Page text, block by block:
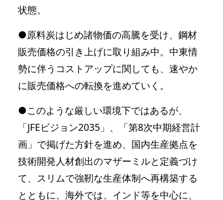
状態。
●原料炭はじめ諸物価の高騰を受け、鋼材
販売価格の引き上げに取り組み中。中東情
勢に伴うコストアップに関しても、速やか
に販売価格への転換を進めていく。
●このような厳しい環境下ではあるが、
「JFEビジョン2035」、「第8次中期経営計
画」で掲げた方針を進め、国内生産拠点を
技術開発人材創出のマザーミルと定義づけ
て、スリムで強靭な生産体制へ再構築する
とともに、海外では、インド等を中心に、